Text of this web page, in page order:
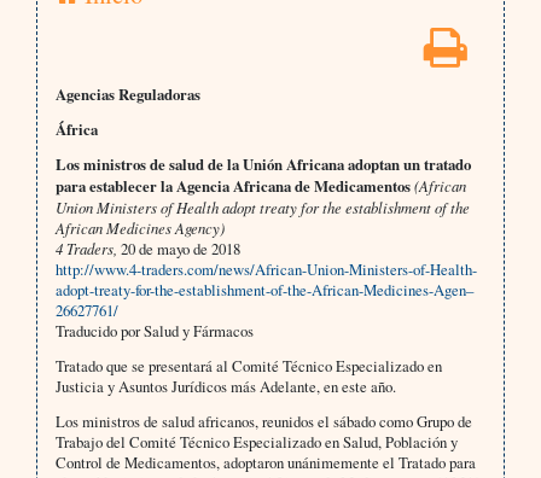
Agencias Reguladoras
África
Los ministros de salud de la Unión Africana adoptan un tratado
para establecer la Agencia Africana de Medicamentos(African
Union Ministers of Health adopt treaty for the establishment of the
African Medicines Agency)
4 Traders, 20 de mayo de 2018
http://www.4-traders.com/news/African-Union-Ministers-of-Health-
adopt-treaty-for-the-establishment-of-the-African-Medicines-Agen–
26627761/
Traducido por Salud y Fármacos
Tratado que se presentará al Comité Técnico Especializado en
Justicia y Asuntos Jurídicos más Adelante, en este año.
Los ministros de salud africanos, reunidos el sábado como Grupo de
Trabajo del Comité Técnico Especializado en Salud, Población y
Control de Medicamentos, adoptaron unánimemente el Tratado para